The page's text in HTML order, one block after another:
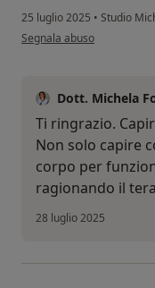
25 luglio 2025 • Studio
secondo l'opinione
Segnala abuso
Dott. Michela
Ti ringrazio.
Non solo capire
corpo per
ragionando il
28 luglio 2025